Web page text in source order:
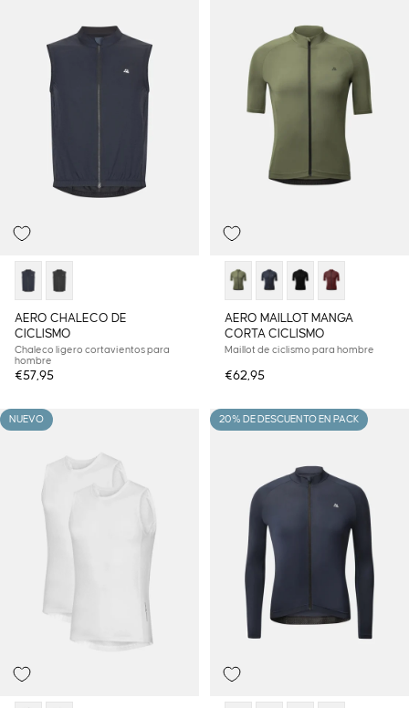
AERO CHALECO DE
CICLISMO
Chaleco ligero cortavientos para
hombre
€57,95
AERO MAILLOT MANGA
CORTA CICLISMO
Maillot de ciclismo para hombre
€62,95
NUEVO 20% DE DESCUENTO EN PACK